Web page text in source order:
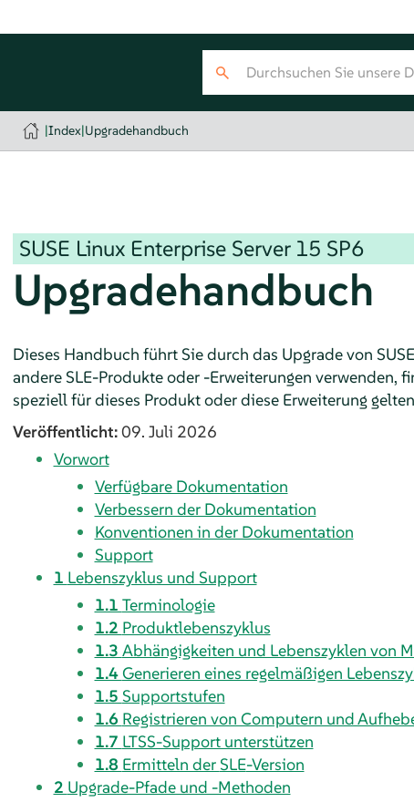
|Index|Upgradehandbuch
SUSE Linux Enterprise Server 15 SP6
Upgradehandbuch
Dieses Handbuch führt Sie durch das Upgrade von
andere SLE-Produkte oder -Erweiterungen
speziell für dieses Produkt oder diese Erweiterung
Veröffentlicht:09. Juli 2026
Vorwort
Verfügbare Dokumentation
Verbessern der Dokumentation
Konventionen in der Dokumentation
Support
1 Lebenszyklus und Support
1.1 Terminologie
1.2 Produktlebenszyklus
1.3 Abhängigkeiten und Lebenszyklen von
1.4Generieren eines regelmäßigen
1.5 Supportstufen
1.6 Registrieren von Computern und
1.7 LTSS-Support unterstützen
1.8 Ermitteln derSLE-Version
2 Upgrade-Pfade und -Methoden